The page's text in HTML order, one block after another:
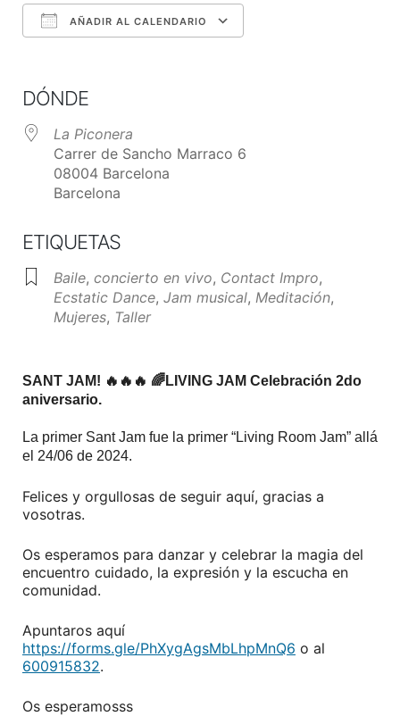
AÑADIR AL CALENDARIO
DÓNDE
La Piconera
Carrer de Sancho Marraco 6
08004 Barcelona
Barcelona
ETIQUETAS
Baile, concierto en vivo, Contact Impro,
Ecstatic Dance, Jam musical, Meditación,
Mujeres, Taller
SANT JAM! 🔥🔥🔥 🌈LIVING JAM Celebración 2do
aniversario.
La primer Sant Jam fue la primer “Living Room Jam” allá
el 24/06 de 2024.
Felices y orgullosas de seguir aquí, gracias a
vosotras.
Os esperamos para danzar y celebrar la magia del
encuentro cuidado, la expresión y la escucha en
comunidad.
Apuntaros aquí
https://forms.gle/PhXygAgsMbLhpMnQ6 o al
600915832.
Os esperamosss